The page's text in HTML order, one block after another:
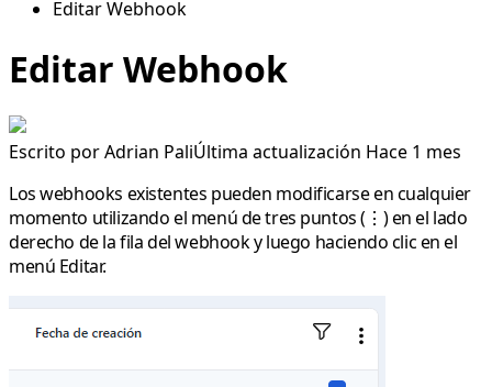
Editar Webhook
Editar Webhook
Escrito porAdrian PaliÚltima actualización Hace 1 mes
Los webhooks existentes pueden modificarse en cualquier
momento utilizando el menú de tres puntos (⋮)en el lado
derecho de la fila del webhook y luego haciendo clic en el
menú Editar.